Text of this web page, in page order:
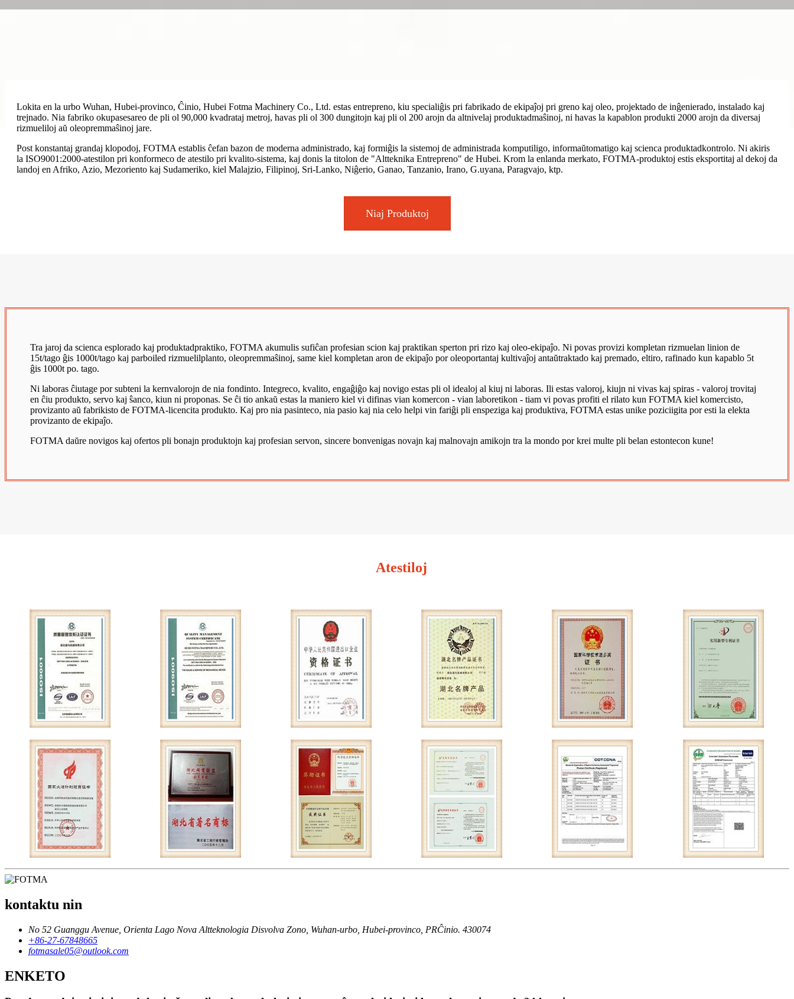
Lokita en la urbo Wuhan, Hubei-provinco, Ĉinio, Hubei Fotma Machinery Co., Ltd. estas entrepreno, kiu specialiĝis pri fabrikado de ekipaĵoj pri greno kaj oleo, projektado de inĝenierado, instalado kaj
trejnado. Nia fabriko okupasesareo de pli ol 90,000 kvadrataj metroj, havas pli ol 300 dungitojn kaj pli ol 200 arojn da altnivelaj produktadmaŝinoj, ni havas la kapablon produkti 2000 arojn da diversaj
rizmueliloj aŭ oleopremmaŝinoj jare.
Post konstantaj grandaj klopodoj, FOTMA establis ĉefan bazon de moderna administrado, kaj formiĝis la sistemoj de administrada komputiligo, informaŭtomatigo kaj scienca produktadkontrolo. Ni akiris
la ISO9001:2000-atestilon pri konformeco de atestilo pri kvalito-sistema, kaj donis la titolon de "Altteknika Entrepreno" de Hubei. Krom la enlanda merkato, FOTMA-produktoj estis eksportitaj al dekoj da
landoj en Afriko, Azio, Mezoriento kaj Sudameriko, kiel Malajzio, Filipinoj, Sri-Lanko, Niĝerio, Ganao, Tanzanio, Irano, G.uyana, Paragvajo, ktp.
Niaj Produktoj
Tra jaroj da scienca esplorado kaj produktadpraktiko, FOTMA akumulis sufiĉan profesian scion kaj praktikan sperton pri rizo kaj oleo-ekipaĵo. Ni povas provizi kompletan rizmuelan linion de
15t/tago ĝis 1000t/tago kaj parboiled rizmuelilplanto, oleopremmaŝinoj, same kiel kompletan aron de ekipaĵo por oleoportantaj kultivaĵoj antaŭtraktado kaj premado, eltiro, rafinado kun kapablo 5t
ĝis 1000t po. tago.
Ni laboras ĉiutage por subteni la kernvalorojn de nia fondinto. Integreco, kvalito, engaĝiĝo kaj novigo estas pli ol idealoj al kiuj ni laboras. Ili estas valoroj, kiujn ni vivas kaj spiras - valoroj trovitaj
en ĉiu produkto, servo kaj ŝanco, kiun ni proponas. Se ĉi tio ankaŭ estas la maniero kiel vi difinas vian komercon - vian laboretikon - tiam vi povas profiti el rilato kun FOTMA kiel komercisto,
provizanto aŭ fabrikisto de FOTMA-licencita produkto. Kaj pro nia pasinteco, nia pasio kaj nia celo helpi vin fariĝi pli enspeziga kaj produktiva, FOTMA estas unike poziciigita por esti la elekta
provizanto de ekipaĵo.
FOTMA daŭre novigos kaj ofertos pli bonajn produktojn kaj profesian servon, sincere bonvenigas novajn kaj malnovajn amikojn tra la mondo por krei multe pli belan estontecon kune!
Atestiloj
kontaktu nin
No 52 Guanggu Avenue, Orienta Lago Nova Altteknologia Disvolva Zono, Wuhan-urbo, Hubei-provinco, PRĈinio. 430074
+86-27-67848665
fotmasale05@outlook.com
ENKETO